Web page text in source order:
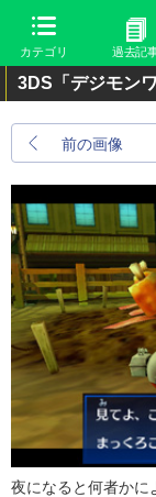
カテゴリ 過去記
3DS「デジモン
前の画像
夜になると何者かに